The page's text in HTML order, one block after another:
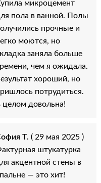
микроцемент
пола в ванной. Полы
прочные и
моются, но
заняла больше
чем я ожидала.
хороший, но
потрудиться.
целом довольна!
Т. ( 29 мая 2025 )
штукатурка
акцентной стены в
— это хит!